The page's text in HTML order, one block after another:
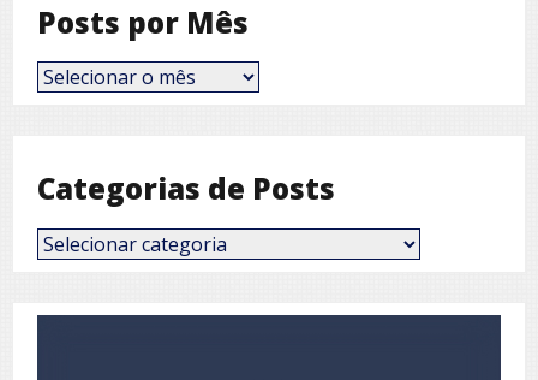
Posts por Mês
Posts
por
Categorias de Posts
Categorias
de